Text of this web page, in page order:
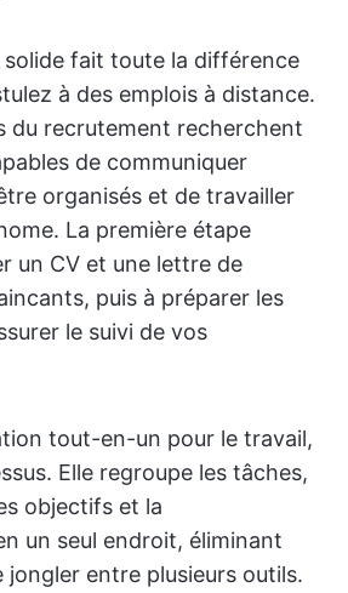
fait toute la différence
à des emplois à distance.
du recrutement recherchent
de communiquer
organisés et de travailler
La première étape
un CV et une lettre de
puis à préparer les
le suivi de vos
tout-en-un pour le travail,
Elle regroupe les tâches,
objectifs et la
un seul endroit, éliminant
jongler entre plusieurs outils.